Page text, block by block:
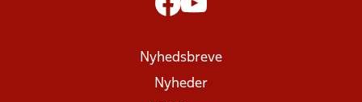
Nyhedsbreve
Nyheder